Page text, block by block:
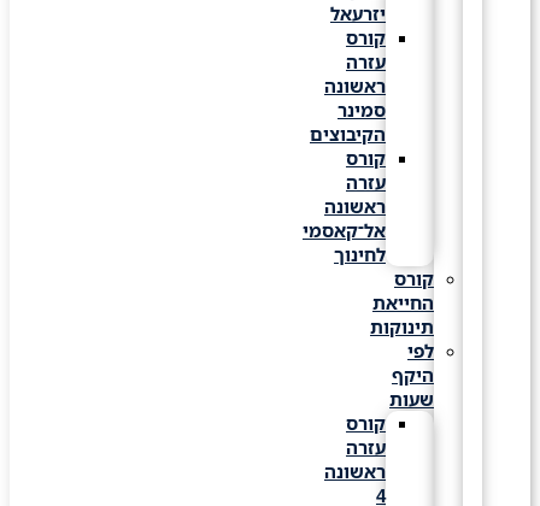
יזרעאל
קורס
עזרה
ראשונה
סמינר
הקיבוצים
קורס
עזרה
ראשונה
אל־קאסמי
לחינוך
קורס
החייאת
תינוקות
לפי
היקף
שעות
קורס
עזרה
ראשונה